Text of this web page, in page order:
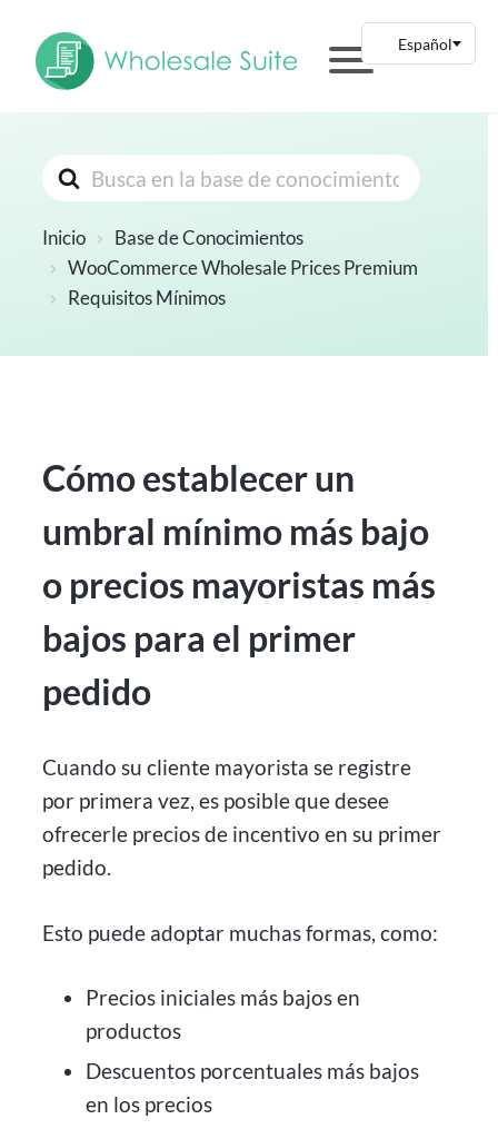
Buscar
Inicio
Base de Conocimientos
WooCommerce Wholesale Prices Premium
Requisitos Mínimos
Cómo establecer un
umbral mínimo más bajo
o precios mayoristas más
bajos para el primer
pedido
Cuando su cliente mayorista se registre
por primera vez, es posible que desee
ofrecerle precios de incentivo en su primer
pedido.
Esto puede adoptar muchas formas, como:
Precios iniciales más bajos en
productos
Descuentos porcentuales más bajos
en los precios